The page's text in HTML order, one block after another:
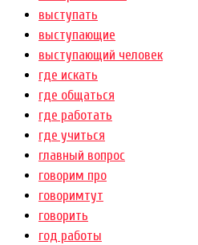
выступать
выступающие
выступающий человек
где искать
где общаться
где работать
где учиться
главный вопрос
говорим про
говоримтут
говорить
год работы